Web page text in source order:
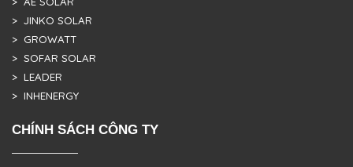
> JINKO SOLAR
> GROWATT
> SOFAR SOLAR
> LEADER
> INHENERGY
CHÍNH SÁCH CÔNG TY